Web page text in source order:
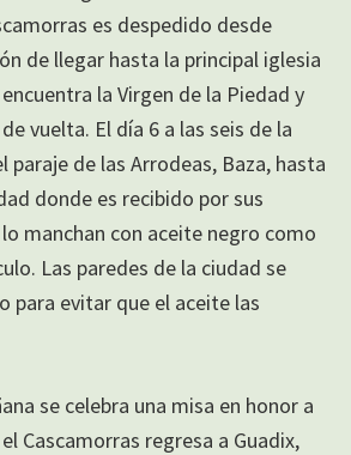
es despedido desde
de llegar hasta la principal iglesia
la Virgen de la Piedad y
vuelta. El día 6 a las seis de la
paraje de las Arrodeas, Baza, hasta
donde es recibido por sus
manchan con aceite negro como
Las paredes de la ciudad se
para evitar que el aceite las
se celebra una misa en honor a
Cascamorras regresa a Guadix,